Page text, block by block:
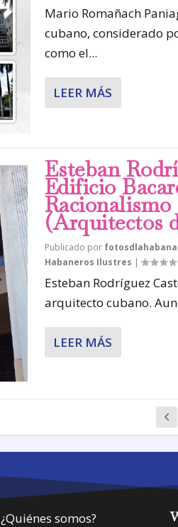
Mario Romañach
cubano, considerado
como el...
LEER MÁS
Esteban
Edificio
Racionalismo
(Arquitectos
Publicado por fotosdlahabana
Habaneros Ilustres |
Esteban Rodríguez
arquitecto cubano.
LEER MÁS
¿Quiénes somos?